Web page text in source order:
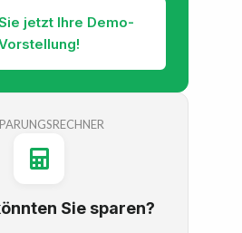
jetzt Ihre Demo-
Sie sparen?